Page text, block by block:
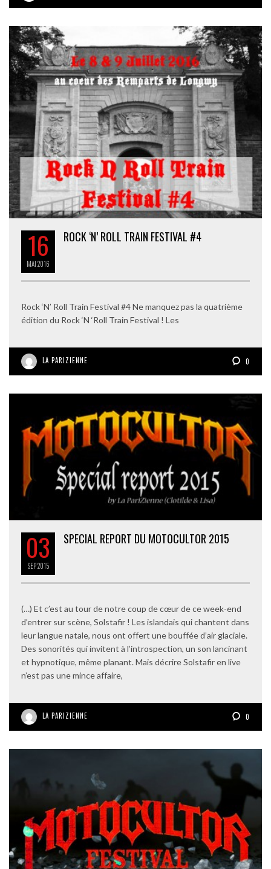
16
MAI2016
ROCK ‘N’ ROLL TRAIN FESTIVAL #4
Rock ‘N’ Roll Train Festival #4 Ne manquez pas la quatrième
édition du Rock ‘N ‘Roll Train Festival ! Les
LA PARIZIENNE 0
03
SEP2015
SPECIAL REPORT DU MOTOCULTOR 2015
(…) Et c’est au tour de notre coup de cœur de ce week-end
d’entrer sur scène, Solstafir ! Les islandais qui chantent dans
leur langue natale, nous ont offert une bouffée d’air glaciale.
Des sonorités qui invitent à l’introspection, un son lancinant
et hypnotique, même planant. Mais décrire Solstafir en live
n’est pas une mince affaire,
LA PARIZIENNE 0